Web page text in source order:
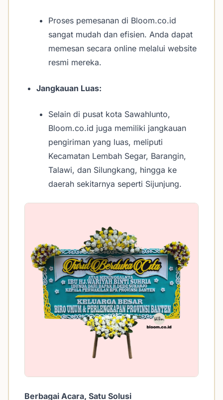
Proses pemesanan di Bloom.co.id
sangat mudah dan efisien. Anda dapat
memesan secara online melalui website
resmi mereka.
Jangkauan Luas:
Selain di pusat kota Sawahlunto,
Bloom.co.id juga memiliki jangkauan
pengiriman yang luas, meliputi
Kecamatan Lembah Segar, Barangin,
Talawi, dan Silungkang, hingga ke
daerah sekitarnya seperti Sijunjung.
Berbagai Acara, Satu Solusi